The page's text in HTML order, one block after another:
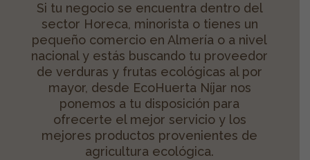
Si tu negocio se encuentra dentro del
sector Horeca, minorista o tienes un
pequeño comercio en Almería o a nivel
nacional y estás buscando tu proveedor
de verduras y frutas ecológicas al por
mayor, desde EcoHuerta Níjar nos
ponemos a tu disposición para
ofrecerte el mejor servicio y los
mejores productos provenientes de
agricultura ecológica.